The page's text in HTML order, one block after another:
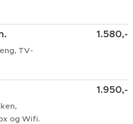
TV-
1.580,-
og Wifi.
1.950,-